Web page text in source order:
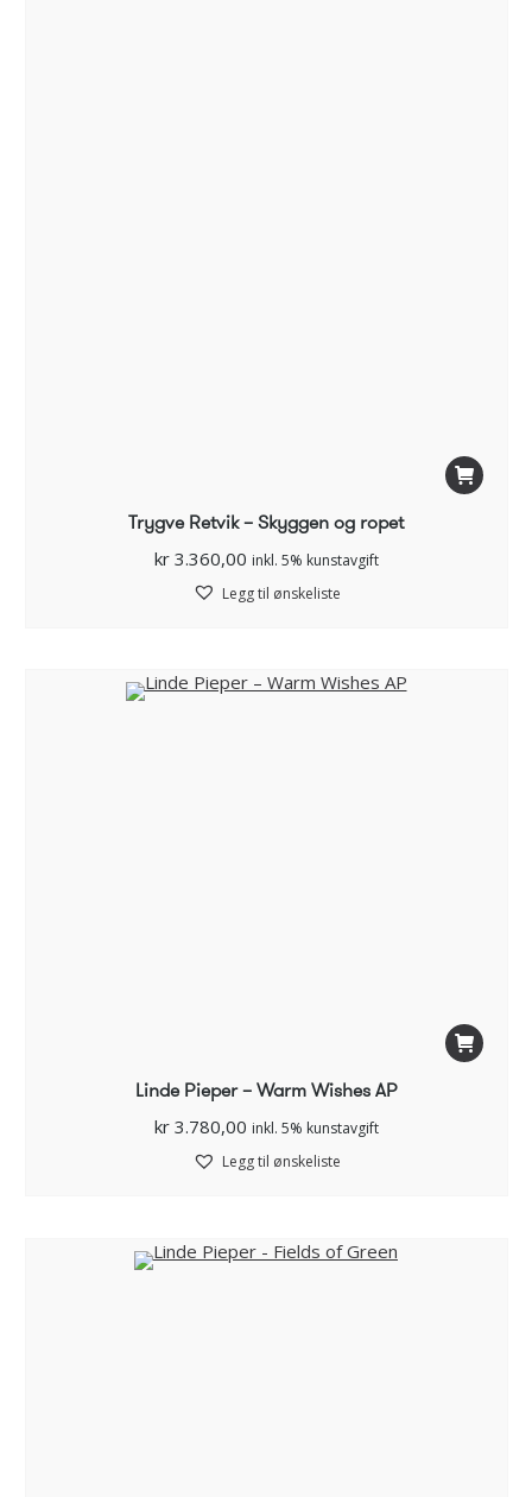
Trygve Retvik – Skyggen og ropet
kr3.360,00 inkl. 5% kunstavgift
Legg til ønskeliste
Linde Pieper – Warm Wishes AP
kr3.780,00 inkl. 5% kunstavgift
Legg til ønskeliste